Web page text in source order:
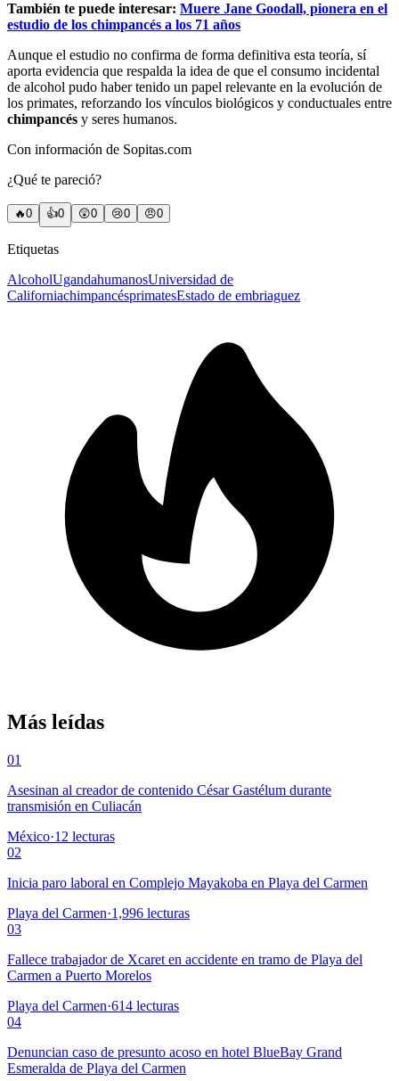
También te puede interesar: Muere Jane Goodall, pionera en el
estudio de los chimpancés a los 71 años
Aunque el estudio no confirma de forma definitiva esta teoría, sí
aporta evidencia que respalda la idea de que el consumo incidental
de alcohol pudo haber tenido un papel relevante en la evolución de
los primates, reforzando los vínculos biológicos y conductuales entre
chimpancés y seres humanos.
Con información de Sopitas.com
¿Qué te pareció?
🔥0 👍0 😲0 😢0 😠0
Etiquetas
AlcoholUgandahumanosUniversidad de
CaliforniachimpancésprimatesEstado de embriaguez
Más leídas
01
Asesinan al creador de contenido César Gastélum durante
transmisión en Culiacán
México·12 lecturas
02
Inicia paro laboral en Complejo Mayakoba en Playa del Carmen
Playa del Carmen·1,996 lecturas
03
Fallece trabajador de Xcaret en accidente en tramo de Playa del
Carmen a Puerto Morelos
Playa del Carmen·614 lecturas
04
Denuncian caso de presunto acoso en hotel BlueBay Grand
Esmeralda de Playa del Carmen